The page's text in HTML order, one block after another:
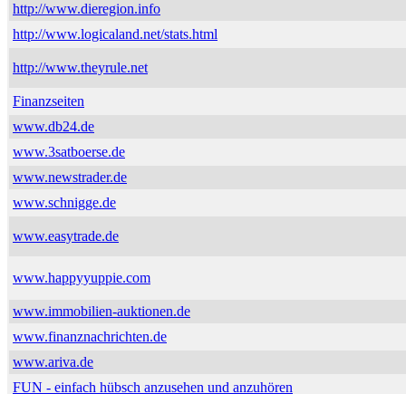
http://www.dieregion.info
http://www.logicaland.net/stats.html
http://www.theyrule.net
Finanzseiten
www.db24.de
www.3satboerse.de
www.newstrader.de
www.schnigge.de
www.easytrade.de
www.happyyuppie.com
www.immobilien-auktionen.de
www.finanznachrichten.de
www.ariva.de
FUN - einfach hübsch anzusehen und anzuhören